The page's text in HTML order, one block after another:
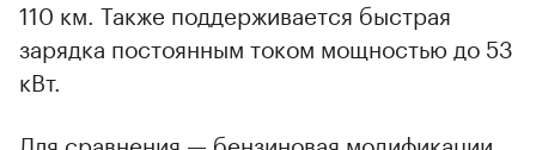
110 км. Также поддерживается быстрая
зарядка постоянным током мощностью до 53
кВт.